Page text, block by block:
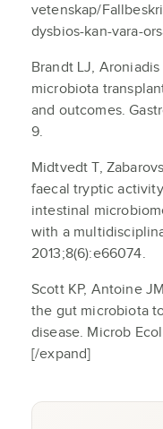
vetenskap/
dysbios-kan-vara-
Brandt LJ,
microbiota
and outcomes.
9.
Midtvedt T,
faecal tryptic
intestinal
with a
2013;8(6):e66074.
Scott KP, Antoine
the gut microbiota
disease. Microb
[/expand]